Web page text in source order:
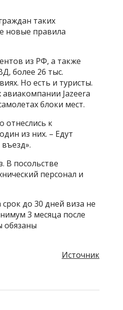
таких
новые правила
из РФ, а также
более 26 тыс.
Но есть и туристы.
авиакомпании Jazeera
блоки мест.
отнеслись к
из них. – Едут
В посольстве
персонал и
до 30 дней виза не
3 месяца после
обязаны
Источник